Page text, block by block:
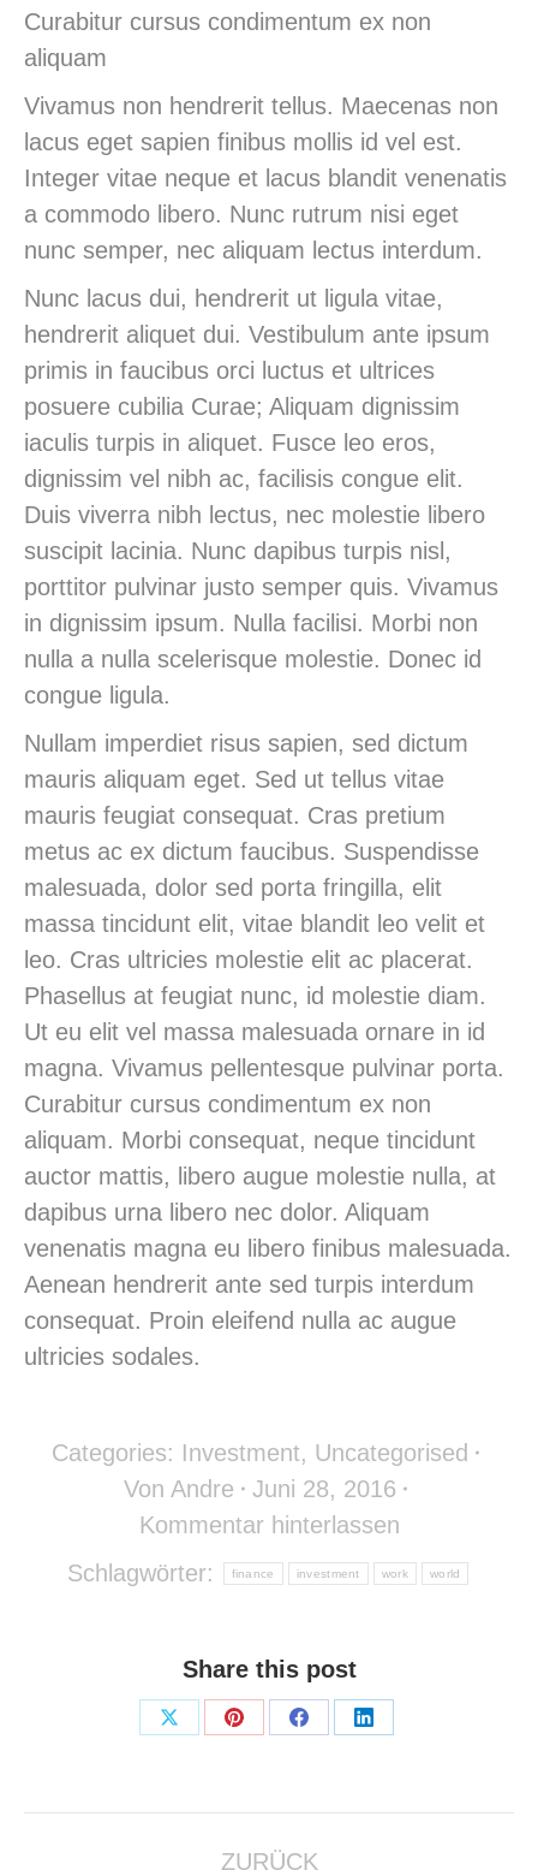
Curabitur cursus condimentum ex non
aliquam
Vivamus non hendrerit tellus. Maecenas non
lacus eget sapien finibus mollis id vel est.
Integer vitae neque et lacus blandit venenatis
a commodo libero. Nunc rutrum nisi eget
nunc semper, nec aliquam lectus interdum.
Nunc lacus dui, hendrerit ut ligula vitae,
hendrerit aliquet dui. Vestibulum ante ipsum
primis in faucibus orci luctus et ultrices
posuere cubilia Curae; Aliquam dignissim
iaculis turpis in aliquet. Fusce leo eros,
dignissim vel nibh ac, facilisis congue elit.
Duis viverra nibh lectus, nec molestie libero
suscipit lacinia. Nunc dapibus turpis nisl,
porttitor pulvinar justo semper quis. Vivamus
in dignissim ipsum. Nulla facilisi. Morbi non
nulla a nulla scelerisque molestie. Donec id
congue ligula.
Nullam imperdiet risus sapien, sed dictum
mauris aliquam eget. Sed ut tellus vitae
mauris feugiat consequat. Cras pretium
metus ac ex dictum faucibus. Suspendisse
malesuada, dolor sed porta fringilla, elit
massa tincidunt elit, vitae blandit leo velit et
leo. Cras ultricies molestie elit ac placerat.
Phasellus at feugiat nunc, id molestie diam.
Ut eu elit vel massa malesuada ornare in id
magna. Vivamus pellentesque pulvinar porta.
Curabitur cursus condimentum ex non
aliquam. Morbi consequat, neque tincidunt
auctor mattis, libero augue molestie nulla, at
dapibus urna libero nec dolor. Aliquam
venenatis magna eu libero finibus malesuada.
Aenean hendrerit ante sed turpis interdum
consequat. Proin eleifend nulla ac augue
ultricies sodales.
Categories: Investment, Uncategorised
Von Andre
Juni 28, 2016
Kommentar hinterlassen
Schlagwörter:
finance investment work world
Share this post
Share
Share
Share
Share
ZURÜCK